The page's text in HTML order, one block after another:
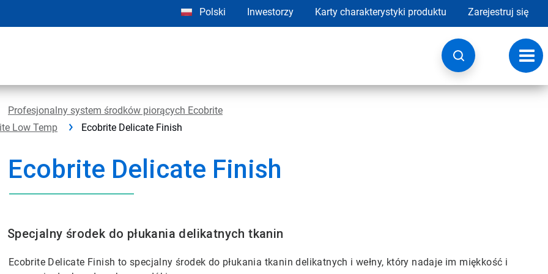
Polski Inwestorzy Karty charakterystyki produktu Zarejestruj się
Profesjonalny system środków piorących Ecobrite
Low Temp
Ecobrite Delicate Finish
Ecobrite Delicate Finish
Specjalny środek do płukania delikatnych tkanin
Ecobrite Delicate Finish to specjalny środek do płukania tkanin delikatnych i wełny, który nadaje im miękkość i